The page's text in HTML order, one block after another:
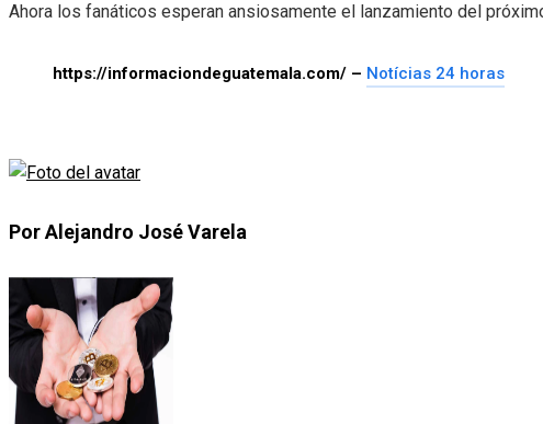
Ahora los fanáticos esperan ansiosamente el lanzamiento del
https://informaciondeguatemala.com/ – Notícias 24 horas
Por Alejandro José Varela